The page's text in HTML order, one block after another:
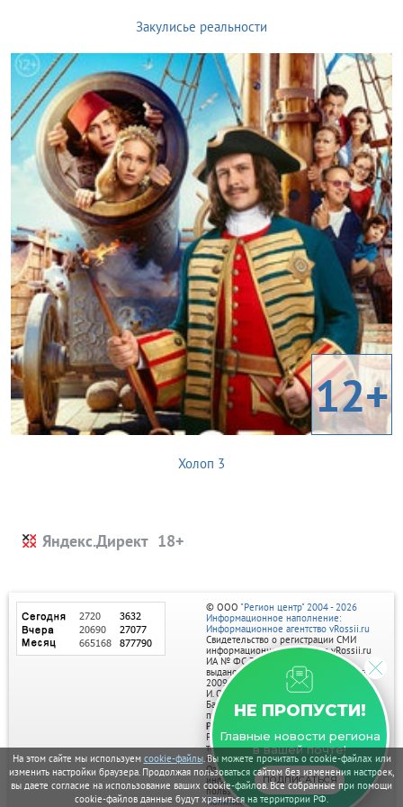
На этом сайте мы используем cookie-файлы. Вы можете прочитать о cookie-файлах или
изменить настройки браузера. Продолжая пользоваться сайтом без изменения настроек,
вы даете согласие на использование ваших cookie-файлов. Все собранные при помощи
cookie-файлов данные будут храниться на территории РФ.
Закулисье реальности
12+
Холоп 3
Яндекс.Директ
НЕ ПРОПУСТИ!
Главные новости региона
в вашей почте!
ПОДПИСАТЬСЯ
© ООО "Регион центр" 2004 - 2026
Информационное наполнение:
Информационное агентство vRossii.ru
Свидетельство о регистрации СМИ
информационного агентства vRossii.ru
ИА № ФС 77‑35502
выдано РОСКОМНАДЗОРом 04 марта
2009г.
И. О. Главного редактора Нарыков А. Н.
Баннеры на портале размещаются на
правах рекламы.
Реклама на портале:
Рекламное агентство "Умный маркетинг"
тел. 7-910-267-70-40,
email: umnyy.marketing@yandex.ru
Отдельные публикации могут содержать
информацию, не предназначенную для
пользователей до 18 лет.
Политика в отношении обработки